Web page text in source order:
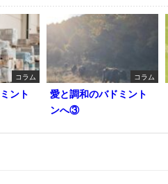
コラム
ント
コラム
愛と調和のバドミント
ンへ③